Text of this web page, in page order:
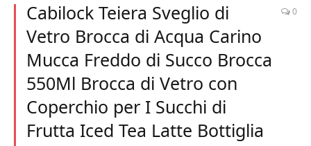
Cabilock Teiera Sveglio di
Vetro Brocca di Acqua Carino
Mucca Freddo di Succo Brocca
550Ml Brocca di Vetro con
Coperchio per I Succhi di
Frutta Iced Tea Latte Bottiglia
0